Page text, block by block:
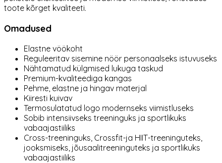
toote kõrget kvaliteeti.
Omadused
Elastne vöökoht
Reguleeritav sisemine nöör personaalseks istuvuseks
Nähtamatud külgmised lukuga taskud
Premium-kvaliteediga kangas
Pehme, elastne ja hingav materjal
Kiiresti kuivav
Termosulatatud logo modernseks viimistluseks
Sobib intensiivseks treeninguks ja sportlikuks
vabaajastiiliks
Cross-treeninguks, Crossfit-ja HIIT-treeninguteks,
jooksmiseks, jõusaalitreeninguteks ja sportlikuks
vabaajastiiliks